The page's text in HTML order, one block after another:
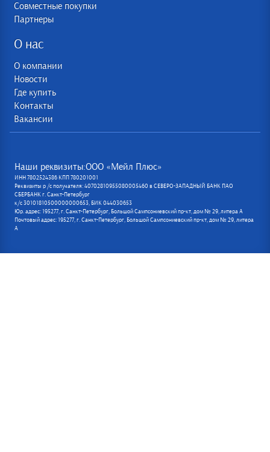
Совместные покупки
Партнеры
О нас
О компании
Новости
Где купить
Контакты
Вакансии
Наши реквизиты:ООО «Мейл Плюс»
ИНН 7802524386 КПП 780201001
Реквизиты р /с получателя: 40702810955080005460 в СЕВЕРО-ЗАПАДНЫЙ БАНК ПАО
СБЕРБАНК г. Санкт-Петербург
к/с 30101810500000000653, БИК 044030653
Юр. адрес: 195277, г. Санкт-Петербург, Большой Сампсониевский пр-кт, дом № 29, литера А
Почтовый адрес: 195277, г. Санкт-Петербург, Большой Сампсониевский пр-кт, дом № 29, литера
А